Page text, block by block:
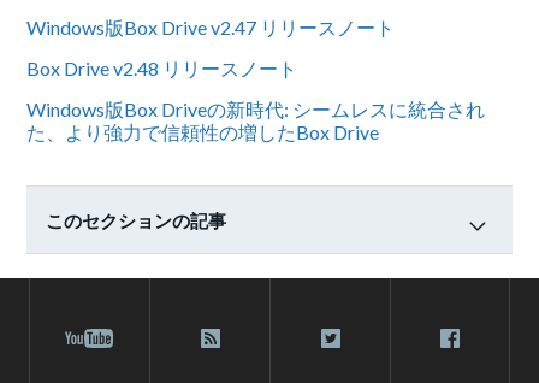
Windows版Box Drive v2.47 リリースノート
Box Drive v2.48 リリースノート
Windows版Box Driveの新時代: シームレスに統合され
た、より強力で信頼性の増したBox Drive
このセクションの記事